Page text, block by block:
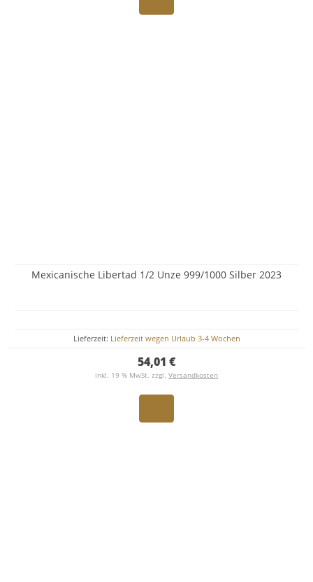
Mexicanische Libertad 1/2 Unze 999/1000 Silber 2023
Lieferzeit: Lieferzeit wegen Urlaub 3-4 Wochen
54,01 €
inkl. 19 % MwSt. zzgl. Versandkosten